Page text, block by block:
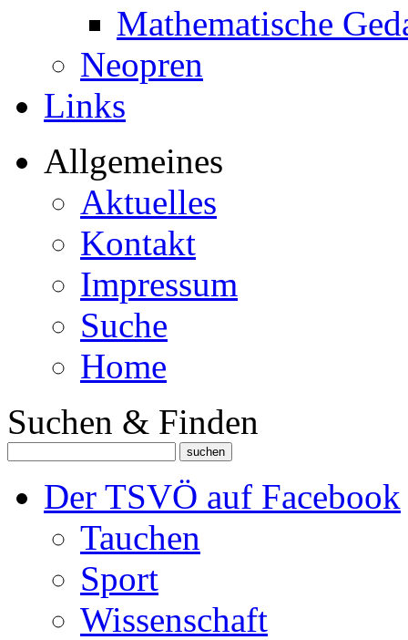
Mathematische
Neopren
Links
Allgemeines
Aktuelles
Kontakt
Impressum
Suche
Home
Suchen & Finden
Der TSVÖ auf Facebook
Tauchen
Sport
Wissenschaft